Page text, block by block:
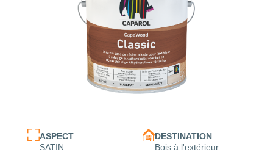
ASPECT
SATIN
DESTINATION
Bois à l'extérieur